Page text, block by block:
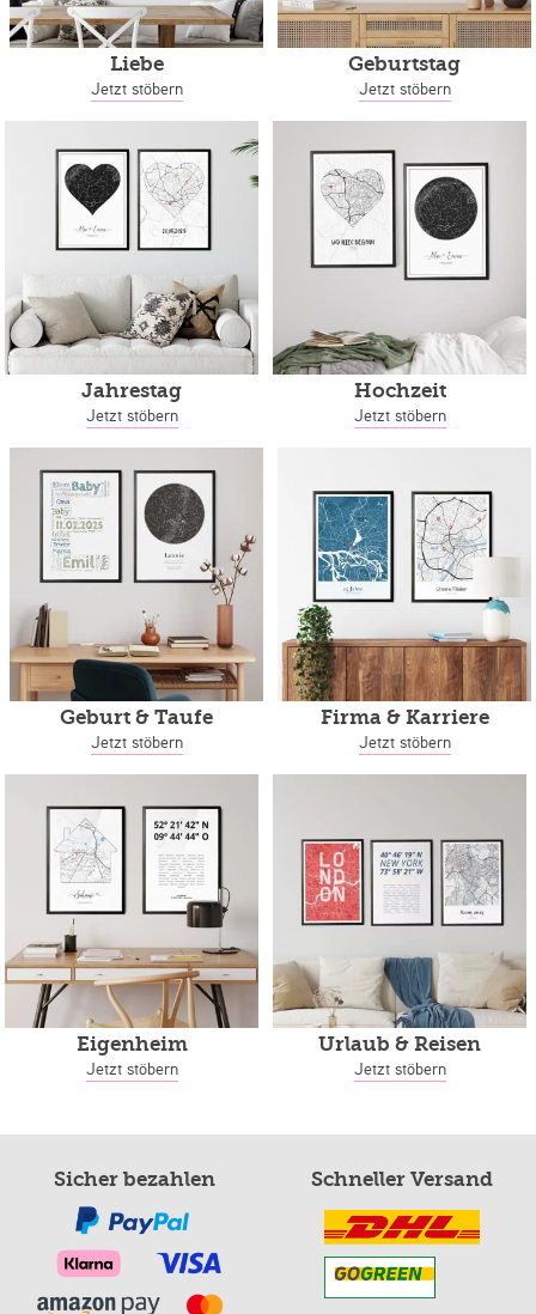
Liebe
Jetzt stöbern
Geburtstag
Jetzt stöbern
Jahrestag
Jetzt stöbern
Hochzeit
Jetzt stöbern
Geburt & Taufe
Jetzt stöbern
Firma & Karriere
Jetzt stöbern
Eigenheim
Jetzt stöbern
Urlaub & Reisen
Jetzt stöbern
Sicher bezahlen Schneller Versand